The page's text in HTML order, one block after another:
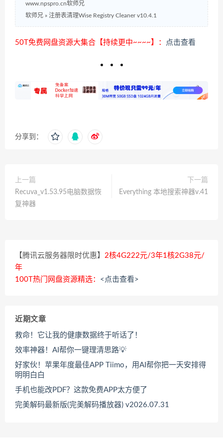
www.npspro.cn软师兄
软师兄 » 注册表清理Wise Registry Cleaner v10.4.1
50T免费网盘资源大集合【持续更中~~~~】： 点击查看
分享到：
上一篇
Recuva_v1.53.95电脑数据恢
复神器
下一篇
Everything 本地搜索神器v.41
【腾讯云服务器限时优惠】 2核4G222元/3年1核2G38元/
年
100T热门网盘资源精选： <点击查看>
近期文章
救命！它让我的健康数据终于听话了！
效率神器！AI帮你一键理清思路💡
好家伙！苹果年度最佳APP Tiimo，用AI帮你把一天安排得
明明白白
手机也能改PDF？这款免费APP太方便了
完美解码最新版(完美解码播放器) v2026.07.31